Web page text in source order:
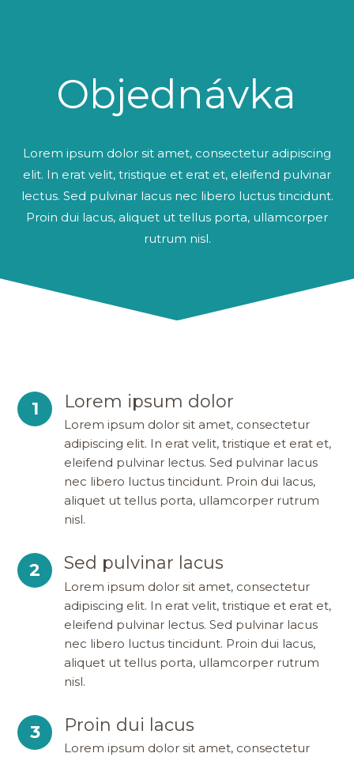
Objednávka
Lorem ipsum dolor sit amet, consectetur adipiscing
elit. In erat velit, tristique et erat et, eleifend pulvinar
lectus. Sed pulvinar lacus nec libero luctus tincidunt.
Proin dui lacus, aliquet ut tellus porta, ullamcorper
rutrum nisl.
1 Lorem ipsum dolor
Lorem ipsum dolor sit amet, consectetur
adipiscing elit. In erat velit, tristique et erat et,
eleifend pulvinar lectus. Sed pulvinar lacus
nec libero luctus tincidunt. Proin dui lacus,
aliquet ut tellus porta, ullamcorper rutrum
nisl.
2 Sed pulvinar lacus
Lorem ipsum dolor sit amet, consectetur
adipiscing elit. In erat velit, tristique et erat et,
eleifend pulvinar lectus. Sed pulvinar lacus
nec libero luctus tincidunt. Proin dui lacus,
aliquet ut tellus porta, ullamcorper rutrum
nisl.
3 Proin dui lacus
Lorem ipsum dolor sit amet, consectetur